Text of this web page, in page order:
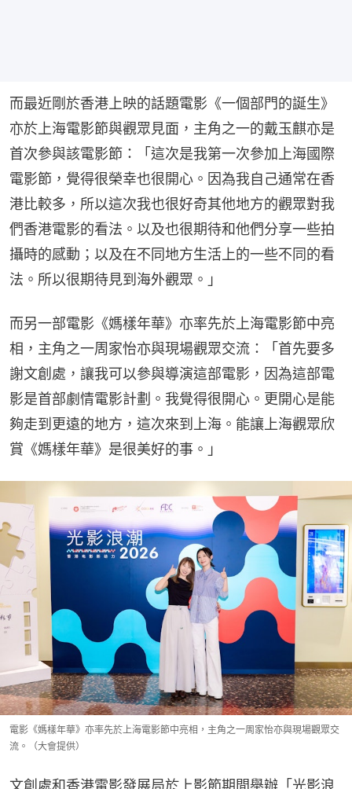
而最近剛於香港上映的話題電影《一個部門的誕生》
亦於上海電影節與觀眾見面，主角之一的戴玉麒亦是
首次參與該電影節：「這次是我第一次參加上海國際
電影節，覺得很榮幸也很開心。因為我自己通常在香
港比較多，所以這次我也很好奇其他地方的觀眾對我
們香港電影的看法。以及也很期待和他們分享一些拍
攝時的感動；以及在不同地方生活上的一些不同的看
法。所以很期待見到海外觀眾。」
而另一部電影《媽樣年華》亦率先於上海電影節中亮
相，主角之一周家怡亦與現場觀眾交流：「首先要多
謝文創處，讓我可以參與導演這部電影，因為這部電
影是首部劇情電影計劃。我覺得很開心。更開心是能
夠走到更遠的地方，這次來到上海。能讓上海觀眾欣
賞《媽樣年華》是很美好的事。」
電影《媽樣年華》亦率先於上海電影節中亮相，主角之一周家怡亦與現場觀眾交
流。（大會提供）